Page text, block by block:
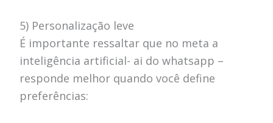
5) Personalização leve
É importante ressaltar que no meta a
inteligência artificial- ai do whatsapp –
responde melhor quando você define
preferências: